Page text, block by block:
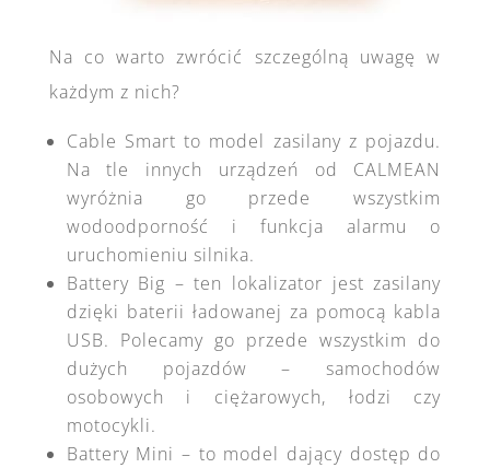
Na co warto zwrócić szczególną uwagę w
każdym z nich?
Cable Smart to model zasilany z pojazdu.
Na tle innych urządzeń od CALMEAN
wyróżnia go przede wszystkim
wodoodporność i funkcja alarmu o
uruchomieniu silnika.
Battery Big – ten lokalizator jest zasilany
dzięki baterii ładowanej za pomocą kabla
USB. Polecamy go przede wszystkim do
dużych pojazdów – samochodów
osobowych i ciężarowych, łodzi czy
motocykli.
Battery Mini – to model dający dostęp do